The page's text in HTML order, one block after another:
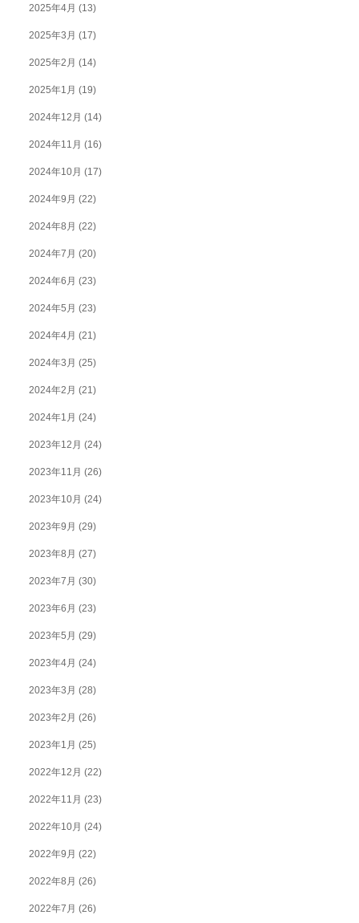
2025年4月 (13)
2025年3月 (17)
2025年2月 (14)
2025年1月 (19)
2024年12月 (14)
2024年11月 (16)
2024年10月 (17)
2024年9月 (22)
2024年8月 (22)
2024年7月 (20)
2024年6月 (23)
2024年5月 (23)
2024年4月 (21)
2024年3月 (25)
2024年2月 (21)
2024年1月 (24)
2023年12月 (24)
2023年11月 (26)
2023年10月 (24)
2023年9月 (29)
2023年8月 (27)
2023年7月 (30)
2023年6月 (23)
2023年5月 (29)
2023年4月 (24)
2023年3月 (28)
2023年2月 (26)
2023年1月 (25)
2022年12月 (22)
2022年11月 (23)
2022年10月 (24)
2022年9月 (22)
2022年8月 (26)
2022年7月 (26)